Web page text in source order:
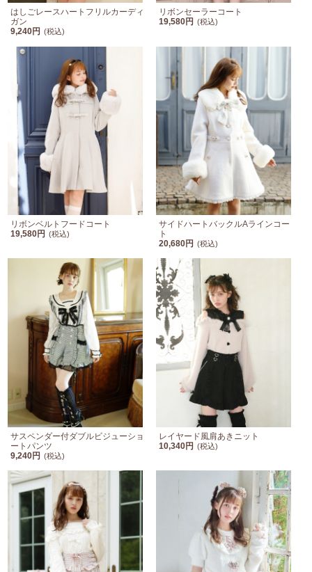
はしごレースハートフリルカーディ
ガン
9,240円 (税込)
リボンセーラーコート
19,580円 (税込)
リボンベルトフードコート
19,580円 (税込)
サイドハートバックルAラインコー
ト
20,680円 (税込)
サスペンダー付ダブルビジューショ
ートパンツ
9,240円 (税込)
レイヤード風肩あきニット
10,340円 (税込)